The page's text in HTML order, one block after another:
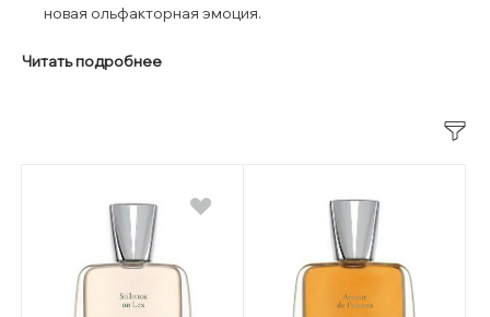
новая ольфакторная эмоция.
Читать подробнее